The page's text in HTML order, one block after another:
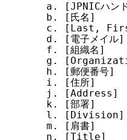
a. [JPNICハン
b. [氏名]
c. [Last,
d. [電子メイ
f. [組織名]
g.
h. [郵便番号]
i. [住所]
j. [Address]
k. [部署]
l.
m. [肩書]
n. [Title]